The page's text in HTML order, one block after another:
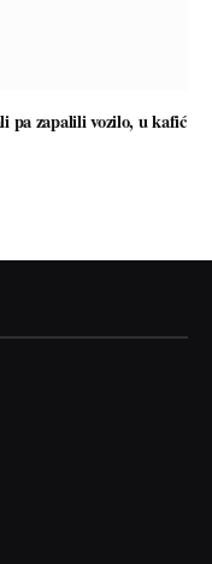
pa zapalili vozilo, u kafić